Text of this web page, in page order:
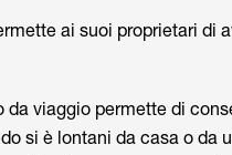
ai suoi proprietari di
viaggio permette di
si è lontani da casa o da